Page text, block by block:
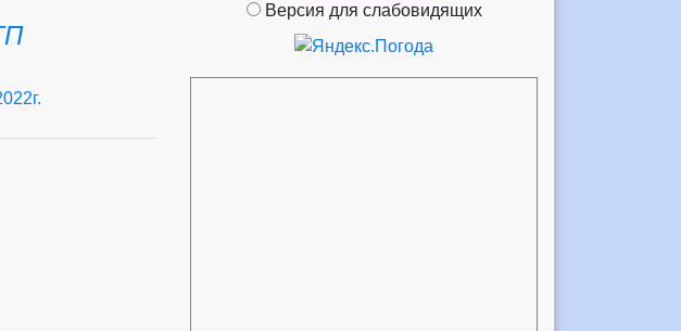
Версия для слабовидящих